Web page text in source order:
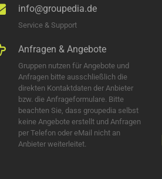
info@groupedia.de
Service & Support
Anfragen & Angebote
Gruppen nutzen für Angebote und
Anfragen bitte ausschließlich die
direkten Kontaktdaten der Anbieter
bzw. die Anfrageformulare. Bitte
beachten Sie, dass groupedia selbst
keine Angebote erstellt und Anfragen
per Telefon oder eMail nicht an
Anbieter weiterleitet.